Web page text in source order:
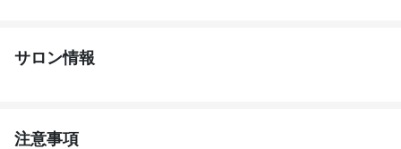
サロン情報
注意事項